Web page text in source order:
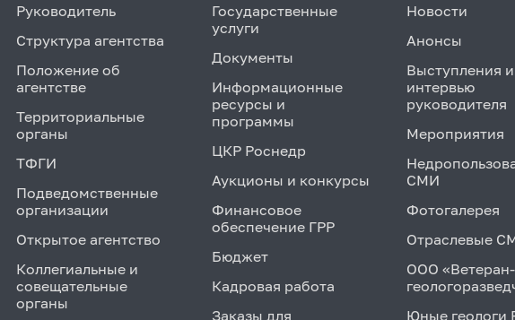
Руководитель
Структура агентства
Положение об
агентстве
Территориальные
органы
ТФГИ
Подведомственные
организации
Открытое агентство
Коллегиальные и
совещательные
органы
Государственные
услуги
Документы
Информационные
ресурсы и
программы
ЦКР Роснедр
Аукционы и конкурсы
Финансовое
обеспечение ГРР
Бюджет
Кадровая работа
Заказы для
Новости
Анонсы
Выступления и
интервью
руководителя
Мероприятия
СМИ
Фотогалерея
Отраслевые
ООО «Ветеран-
Юные геологи